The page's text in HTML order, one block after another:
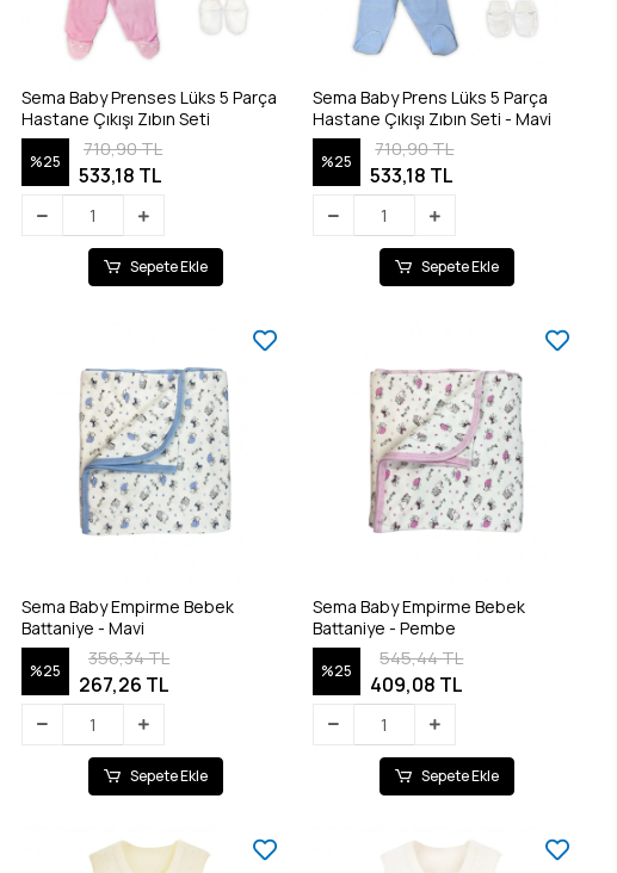
Sema Baby Prenses Lüks 5 Parça
Hastane Çıkışı Zıbın Seti
%25
710,90 TL
533,18 TL
Sepete Ekle
Sema Baby Prens Lüks 5 Parça
Hastane Çıkışı Zıbın Seti - Mavi
%25
710,90 TL
533,18 TL
Sepete Ekle
Sema Baby Empirme Bebek
Battaniye - Mavi
%25
356,34 TL
267,26 TL
Sepete Ekle
Sema Baby Empirme Bebek
Battaniye - Pembe
%25
545,44 TL
409,08 TL
Sepete Ekle